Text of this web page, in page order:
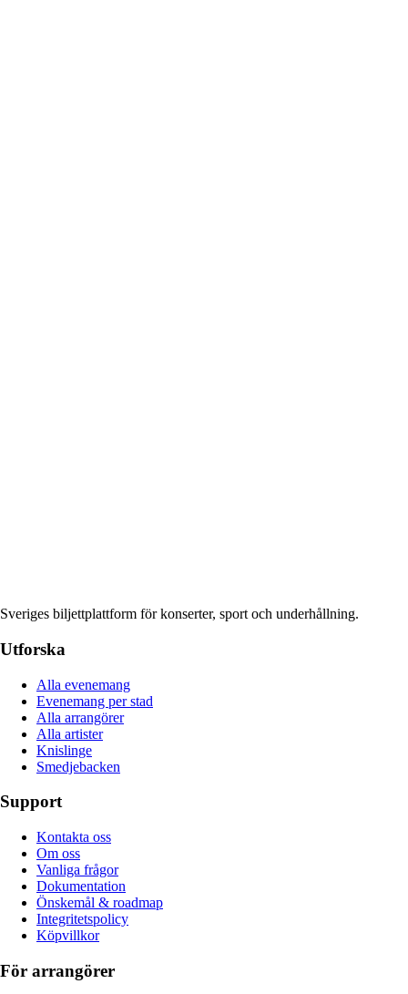
Sveriges biljettplattform för konserter, sport och underhållning.
Utforska
Alla evenemang
Evenemang per stad
Alla arrangörer
Alla artister
Knislinge
Smedjebacken
Support
Kontakta oss
Om oss
Vanliga frågor
Dokumentation
Önskemål & roadmap
Integritetspolicy
Köpvillkor
För arrangörer